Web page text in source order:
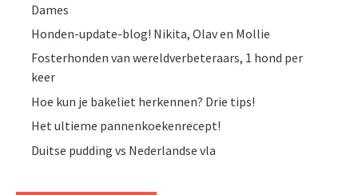
Dames
Honden-update-blog! Nikita, Olav en Mollie
Fosterhonden van wereldverbeteraars, 1 hond per
keer
Hoe kun je bakeliet herkennen? Drie tips!
Het ultieme pannenkoekenrecept!
Duitse pudding vs Nederlandse vla